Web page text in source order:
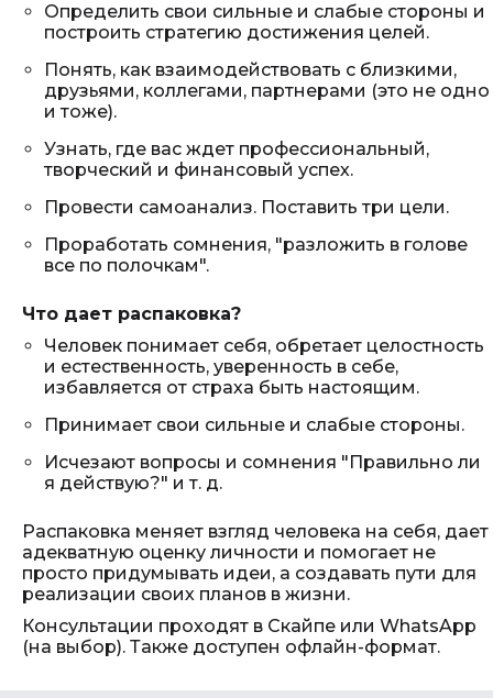
Определить свои сильные и слабые стороны и
построить стратегию достижения целей.
Понять, как взаимодействовать с близкими,
друзьями, коллегами, партнерами (это не одно
и тоже).
Узнать, где вас ждет профессиональный,
творческий и финансовый успех.
Провести самоанализ. Поставить три цели.
Проработать сомнения, "разложить в голове
все по полочкам".
Что дает распаковка?
Человек понимает себя, обретает целостность
и естественность, уверенность в себе,
избавляется от страха быть настоящим.
Принимает свои сильные и слабые стороны.
Исчезают вопросы и сомнения "Правильно ли
я действую?" и т. д.
Распаковка меняет взгляд человека на себя, дает
адекватную оценку личности и помогает не
просто придумывать идеи, а создавать пути для
реализации своих планов в жизни.
Консультации проходят в Скайпе или WhatsApp
(на выбор). Также доступен офлайн-формат.